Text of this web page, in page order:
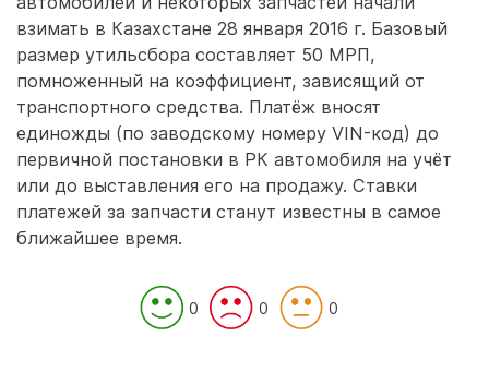
взимать в Казахстане 28 января 2016 г. Базовый
размер утильсбора составляет 50 МРП,
помноженный на коэффициент, зависящий от
транспортного средства. Платёж вносят
единожды (по заводскому номеру VIN-код) до
первичной постановки в РК автомобиля на учёт
или до выставления его на продажу. Ставки
платежей за запчасти станут известны в самое
ближайшее время.
0 0 0